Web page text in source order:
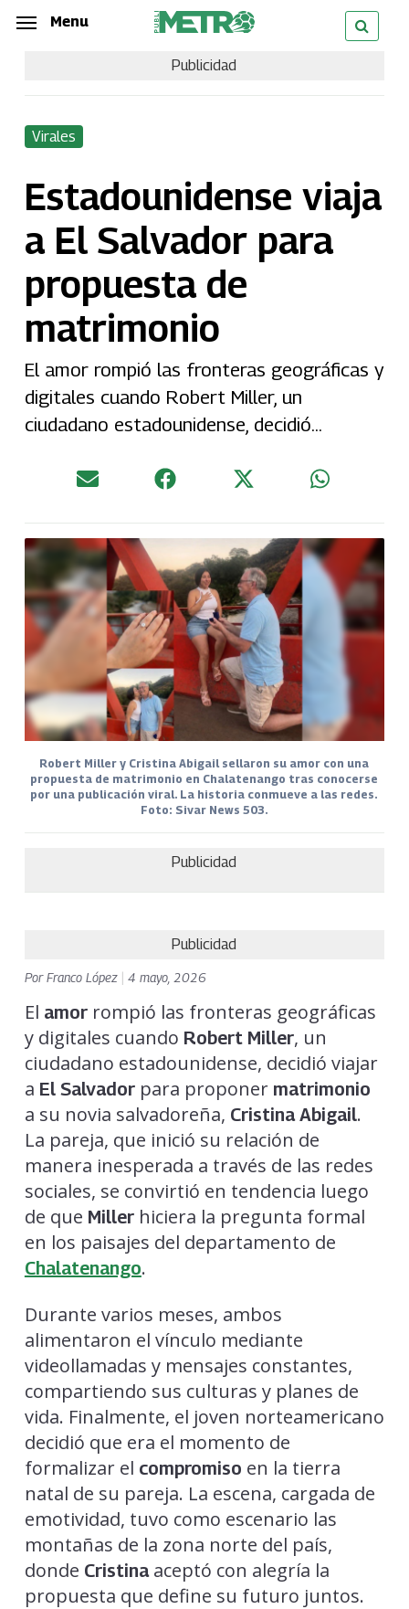
Skip
content
Menu
Publicidad
Virales
Estadounidense viaja
a El Salvador para
propuesta de
matrimonio
El amor rompió las fronteras geográficas y
digitales cuando Robert Miller, un
ciudadano estadounidense, decidió...
Robert Miller y Cristina Abigail sellaron su amor con una
propuesta de matrimonio en Chalatenango tras conocerse
por una publicación viral. La historia conmueve a las redes.
Foto: Sivar News 503.
Publicidad
Publicidad
PorFranco López 4 mayo, 2026
El amorrompió las fronteras geográficas
y digitales cuando Robert Miller, un
ciudadano estadounidense, decidió viajar
a El Salvadorpara proponer matrimonio
a su novia salvadoreña, Cristina Abigail.
La pareja, que inició su relación de
manera inesperada a través de las redes
sociales, se convirtió en tendencia luego
de que Millerhiciera la pregunta formal
en los paisajes del departamento de
Chalatenango.
Durante varios meses, ambos
alimentaron el vínculo mediante
videollamadas y mensajes constantes,
compartiendo sus culturas y planes de
vida. Finalmente, el joven norteamericano
decidió que era el momento de
formalizar el compromiso en la tierra
natal de su pareja. La escena, cargada de
emotividad, tuvo como escenario las
montañas de la zona norte del país,
donde Cristinaaceptó con alegría la
propuesta que define su futuro juntos.
Menu